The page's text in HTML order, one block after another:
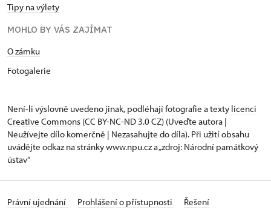
Tipy na výlety
MOHLO BY VÁS ZAJÍMAT
O zámku
Fotogalerie
Není-li výslovně uvedeno jinak, podléhají fotografie a texty licenci
Creative Commons (CC BY-NC-ND 3.0 CZ) (Uveďte autora |
Neužívejte dílo komerčně | Nezasahujte do díla). Při užití obsahu
uvádějte odkaz na stránky www.npu.cz a „zdroj: Národní památkový
ústav“
Právní ujednání Prohlášení o přístupnosti
Řešení